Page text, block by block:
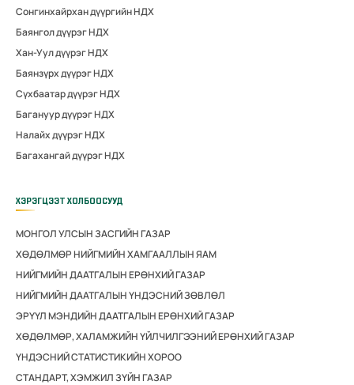
Сонгинхайрхан дүүргийн НДХ
Баянгол дүүрэг НДХ
Хан-Уул дүүрэг НДХ
Баянзүрх дүүрэг НДХ
Сүхбаатар дүүрэг НДХ
Багануур дүүрэг НДХ
Налайх дүүрэг НДХ
Багахангай дүүрэг НДХ
ХЭРЭГЦЭЭТ ХОЛБООСУУД
МОНГОЛ УЛСЫН ЗАСГИЙН ГАЗАР
ХӨДӨЛМӨР НИЙГМИЙН ХАМГААЛЛЫН ЯАМ
НИЙГМИЙН ДААТГАЛЫН ЕРӨНХИЙ ГАЗАР
НИЙГМИЙН ДААТГАЛЫН ҮНДЭСНИЙ ЗӨВЛӨЛ
ЭРҮҮЛ МЭНДИЙН ДААТГАЛЫН ЕРӨНХИЙ ГАЗАР
ХӨДӨЛМӨР, ХАЛАМЖИЙН ҮЙЛЧИЛГЭЭНИЙ ЕРӨНХИЙ ГАЗАР
ҮНДЭСНИЙ СТАТИСТИКИЙН ХОРОО
СТАНДАРТ, ХЭМЖИЛ ЗҮЙН ГАЗАР